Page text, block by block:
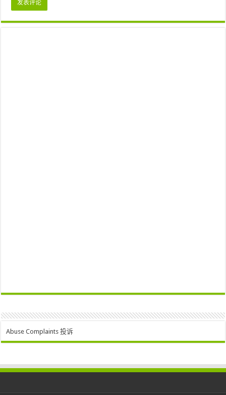
Abuse Complaints 投诉